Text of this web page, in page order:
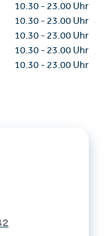
10.30 - 23.00 Uhr
10.30 - 23.00 Uhr
10.30 - 23.00 Uhr
10.30 - 23.00 Uhr
10.30 - 23.00 Uhr